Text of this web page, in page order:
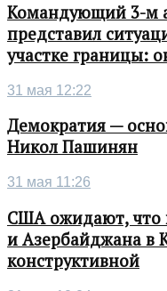
Командующий 3-м
представил
участке границы:
31 мая 12:22
Демократия —
Никол Пашинян
31 мая 11:26
США ожидают, что
и Азербайджана в
конструктивной